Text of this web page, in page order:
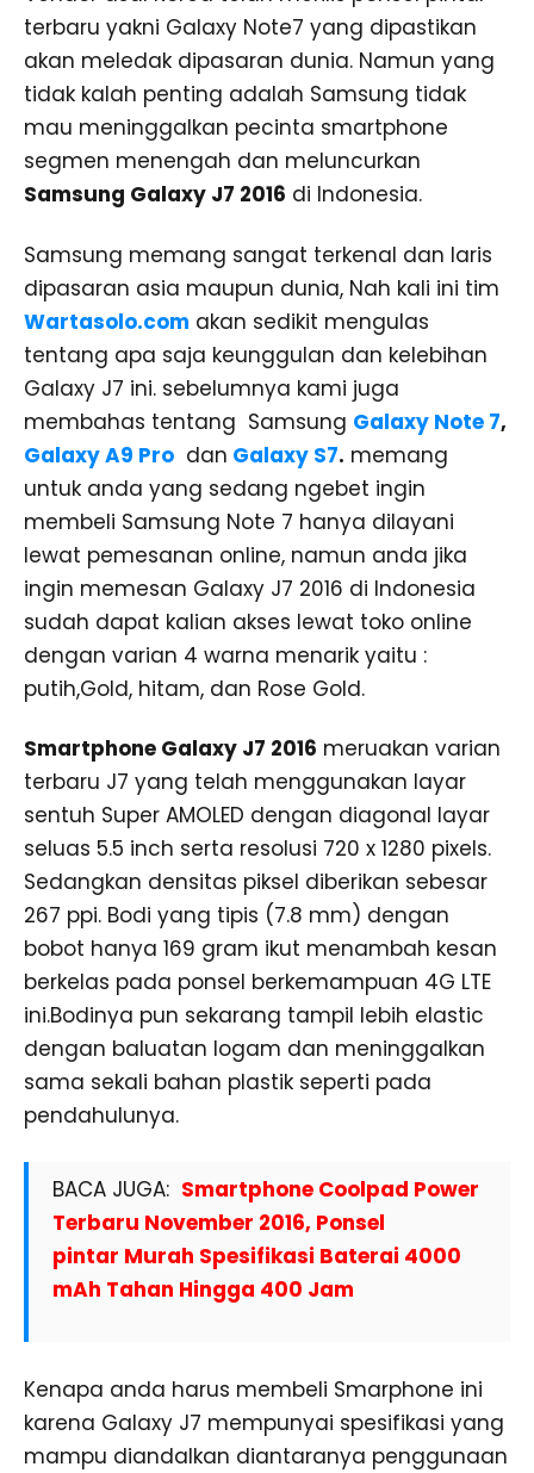
terbaru yakni Galaxy Note7 yang dipastikan
akan meledak dipasaran dunia. Namun yang
tidak kalah penting adalah Samsung tidak
mau meninggalkan pecinta smartphone
segmen menengah dan meluncurkan
Samsung Galaxy J7 2016 di Indonesia.
Samsung memang sangat terkenal dan laris
dipasaran asia maupun dunia, Nah kali ini tim
Wartasolo.com akan sedikit mengulas
tentang apa saja keunggulan dan kelebihan
Galaxy J7 ini. sebelumnya kami juga
membahas tentang Samsung Galaxy Note 7,
Galaxy A9 Pro dan Galaxy S7. memang
untuk anda yang sedang ngebet ingin
membeli Samsung Note 7 hanya dilayani
lewat pemesanan online, namun anda jika
ingin memesan Galaxy J7 2016 di Indonesia
sudah dapat kalian akses lewat toko online
dengan varian 4 warna menarik yaitu :
putih,Gold, hitam, dan Rose Gold.
Smartphone Galaxy J7 2016 meruakan varian
terbaru J7 yang telah menggunakan layar
sentuh Super AMOLED dengan diagonal layar
seluas 5.5 inch serta resolusi 720 x 1280 pixels.
Sedangkan densitas piksel diberikan sebesar
267 ppi. Bodi yang tipis (7.8 mm) dengan
bobot hanya 169 gram ikut menambah kesan
berkelas pada ponsel berkemampuan 4G LTE
ini.Bodinya pun sekarang tampil lebih elastic
dengan baluatan logam dan meninggalkan
sama sekali bahan plastik seperti pada
pendahulunya.
BACA JUGA: Smartphone Coolpad Power
Terbaru November 2016, Ponsel
pintar Murah Spesifikasi Baterai 4000
mAh Tahan Hingga 400 Jam
Kenapa anda harus membeli Smarphone ini
karena Galaxy J7 mempunyai spesifikasi yang
mampu diandalkan diantaranya penggunaan